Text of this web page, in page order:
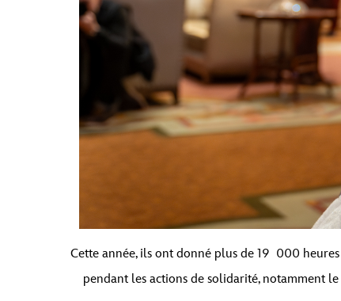
Cette année, ils ont donné plus de 19 000
pendant les actions de solidarité, notamment